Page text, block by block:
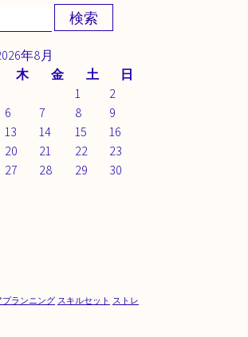
年8月
木 金 土
日
1
2
6 7 8
9
13 14 15
16
20 21 22
23
27 28 29
30
プランニング スキルセット ストレ